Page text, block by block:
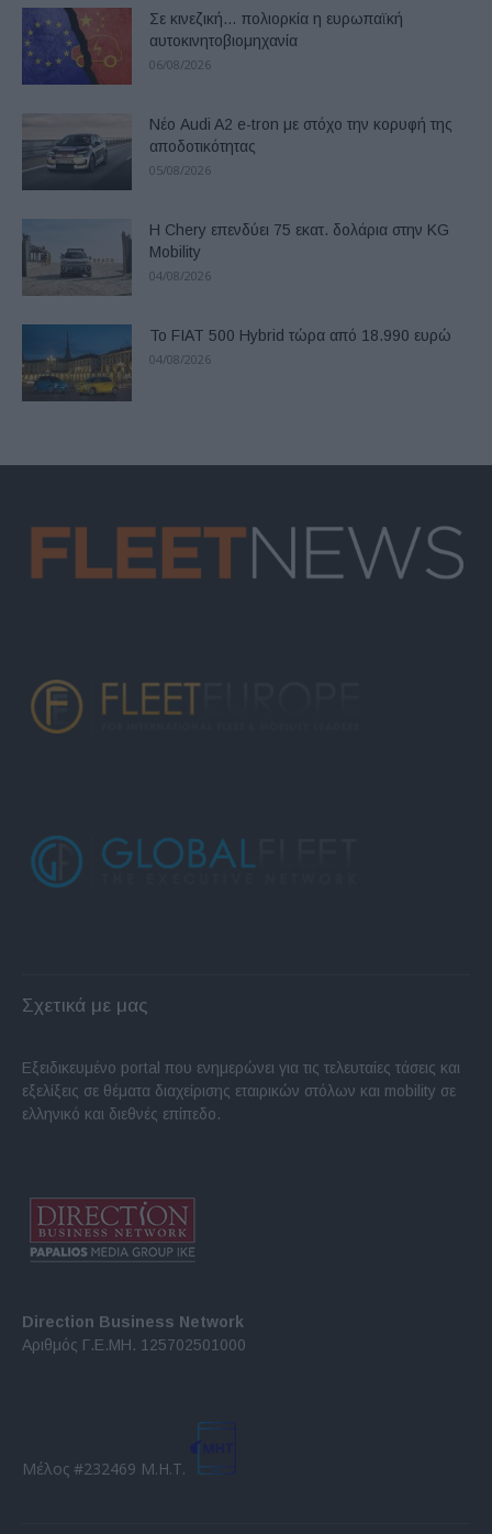
Σε κινεζική… πολιορκία η ευρωπαϊκή
αυτοκινητοβιομηχανία
06/08/2026
Νέο Audi A2 e-tron με στόχο την κορυφή της
αποδοτικότητας
05/08/2026
Η Chery επενδύει 75 εκατ. δολάρια στην KG
Mobility
04/08/2026
Το FIAT 500 Hybrid τώρα από 18.990 ευρώ
04/08/2026
Σχετικά με μας
Εξειδικευμένο portal που ενημερώνει για τις τελευταίες τάσεις και
εξελίξεις σε θέματα διαχείρισης εταιρικών στόλων και mobility σε
ελληνικό και διεθνές επίπεδο.
Direction Business Network
Αριθμός Γ.Ε.ΜΗ. 125702501000
Μέλος #232469 Μ.Η.Τ.